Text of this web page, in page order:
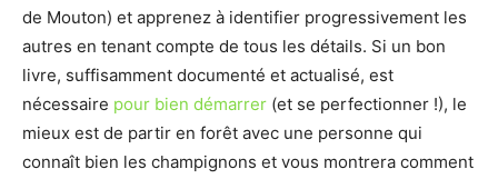
de Mouton) et apprenez à identifier progressivement les
autres en tenant compte de tous les détails. Si un bon
livre, suffisamment documenté et actualisé, est
nécessaire pour bien démarrer (et se perfectionner !), le
mieux est de partir en forêt avec une personne qui
connaît bien les champignons et vous montrera comment